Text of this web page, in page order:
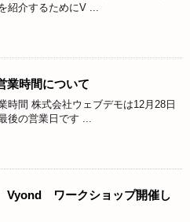
紹介するためにV ...
業時間について
時間 株式会社ウェブデモは12月28日
後の営業日です ...
Vyond ワークショップ開催し